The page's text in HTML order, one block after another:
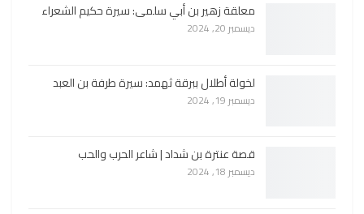
معلقة زهير بن أبي سلمى: سيرة حكيم الشعراء
ديسمبر 20, 2024
لخولة أطلال ببرقة ثهمد: سيرة طرفة بن العبد
ديسمبر 19, 2024
قصة عنترة بن شداد | شاعر الحرب والحب
ديسمبر 18, 2024